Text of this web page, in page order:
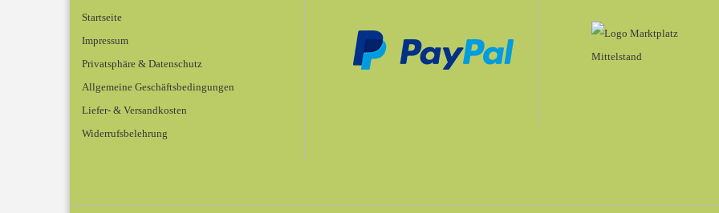
Startseite
Impressum
Privatsphäre & Datenschutz
Allgemeine Geschäftsbedingungen
Liefer- & Versandkosten
Widerrufsbelehrung